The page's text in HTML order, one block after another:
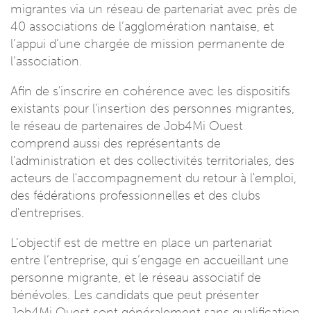
migrantes via un réseau de partenariat avec près de
40 associations de l’agglomération nantaise, et
l’appui d’une chargée de mission permanente de
l’association.
Afin de s'inscrire en cohérence avec les dispositifs
existants pour l'insertion des personnes migrantes,
le réseau de partenaires de Job4Mi Ouest
comprend aussi des représentants de
l'administration et des collectivités territoriales, des
acteurs de l'accompagnement du retour à l'emploi,
des fédérations professionnelles et des clubs
d'entreprises.
L’objectif est de mettre en place un partenariat
entre l’entreprise, qui s’engage en accueillant une
personne migrante, et le réseau associatif de
bénévoles. Les candidats que peut présenter